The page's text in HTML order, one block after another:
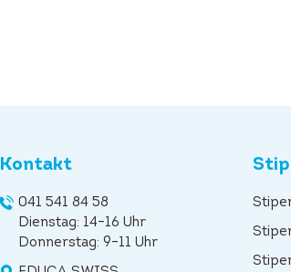
Kontakt
041 541 84 58
Dienstag: 14–16 Uhr
Donnerstag: 9–11 Uhr